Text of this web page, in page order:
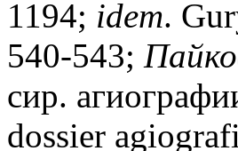
1194; idem.
540-543;
сир.
dossier